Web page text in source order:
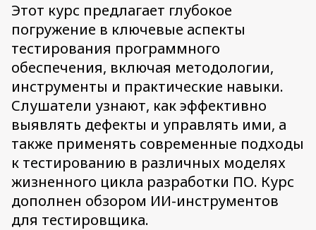
Этот курс предлагает глубокое
погружение в ключевые аспекты
тестирования программного
обеспечения, включая методологии,
инструменты и практические навыки.
Слушатели узнают, как эффективно
выявлять дефекты и управлять ими, а
также применять современные подходы
к тестированию в различных моделях
жизненного цикла разработки ПО. Курс
дополнен обзором ИИ-инструментов
для тестировщика.